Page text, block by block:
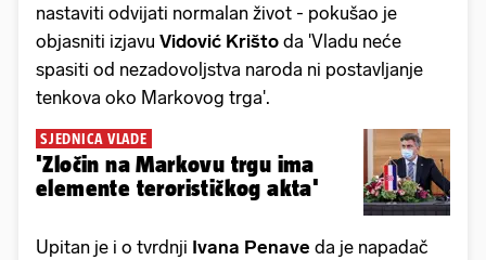
nastaviti odvijati normalan život - pokušao je
objasniti izjavu Vidović Krišto da 'Vladu neće
spasiti od nezadovoljstva naroda ni postavljanje
tenkova oko Markovog trga'.
SJEDNICA VLADE
'Zločin na Markovu trgu ima
elemente terorističkog akta'
Upitan je i o tvrdnji Ivana Penave da je napadač